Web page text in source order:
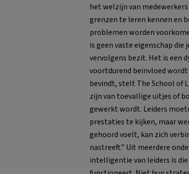
het welzijn van
grenzen te leren kennen en
problemen worden
is geen vaste eigenschap
vervolgens bezit. Het is een
voortdurend beïnvloed
bevindt, stelt The School of
zijn van toevallige uitjes of
gewerkt wordt. Leiders
prestaties te kijken, maar
gehoord voelt, kan zich
nastreeft.” Uit meerdere
intelligentie van leiders is